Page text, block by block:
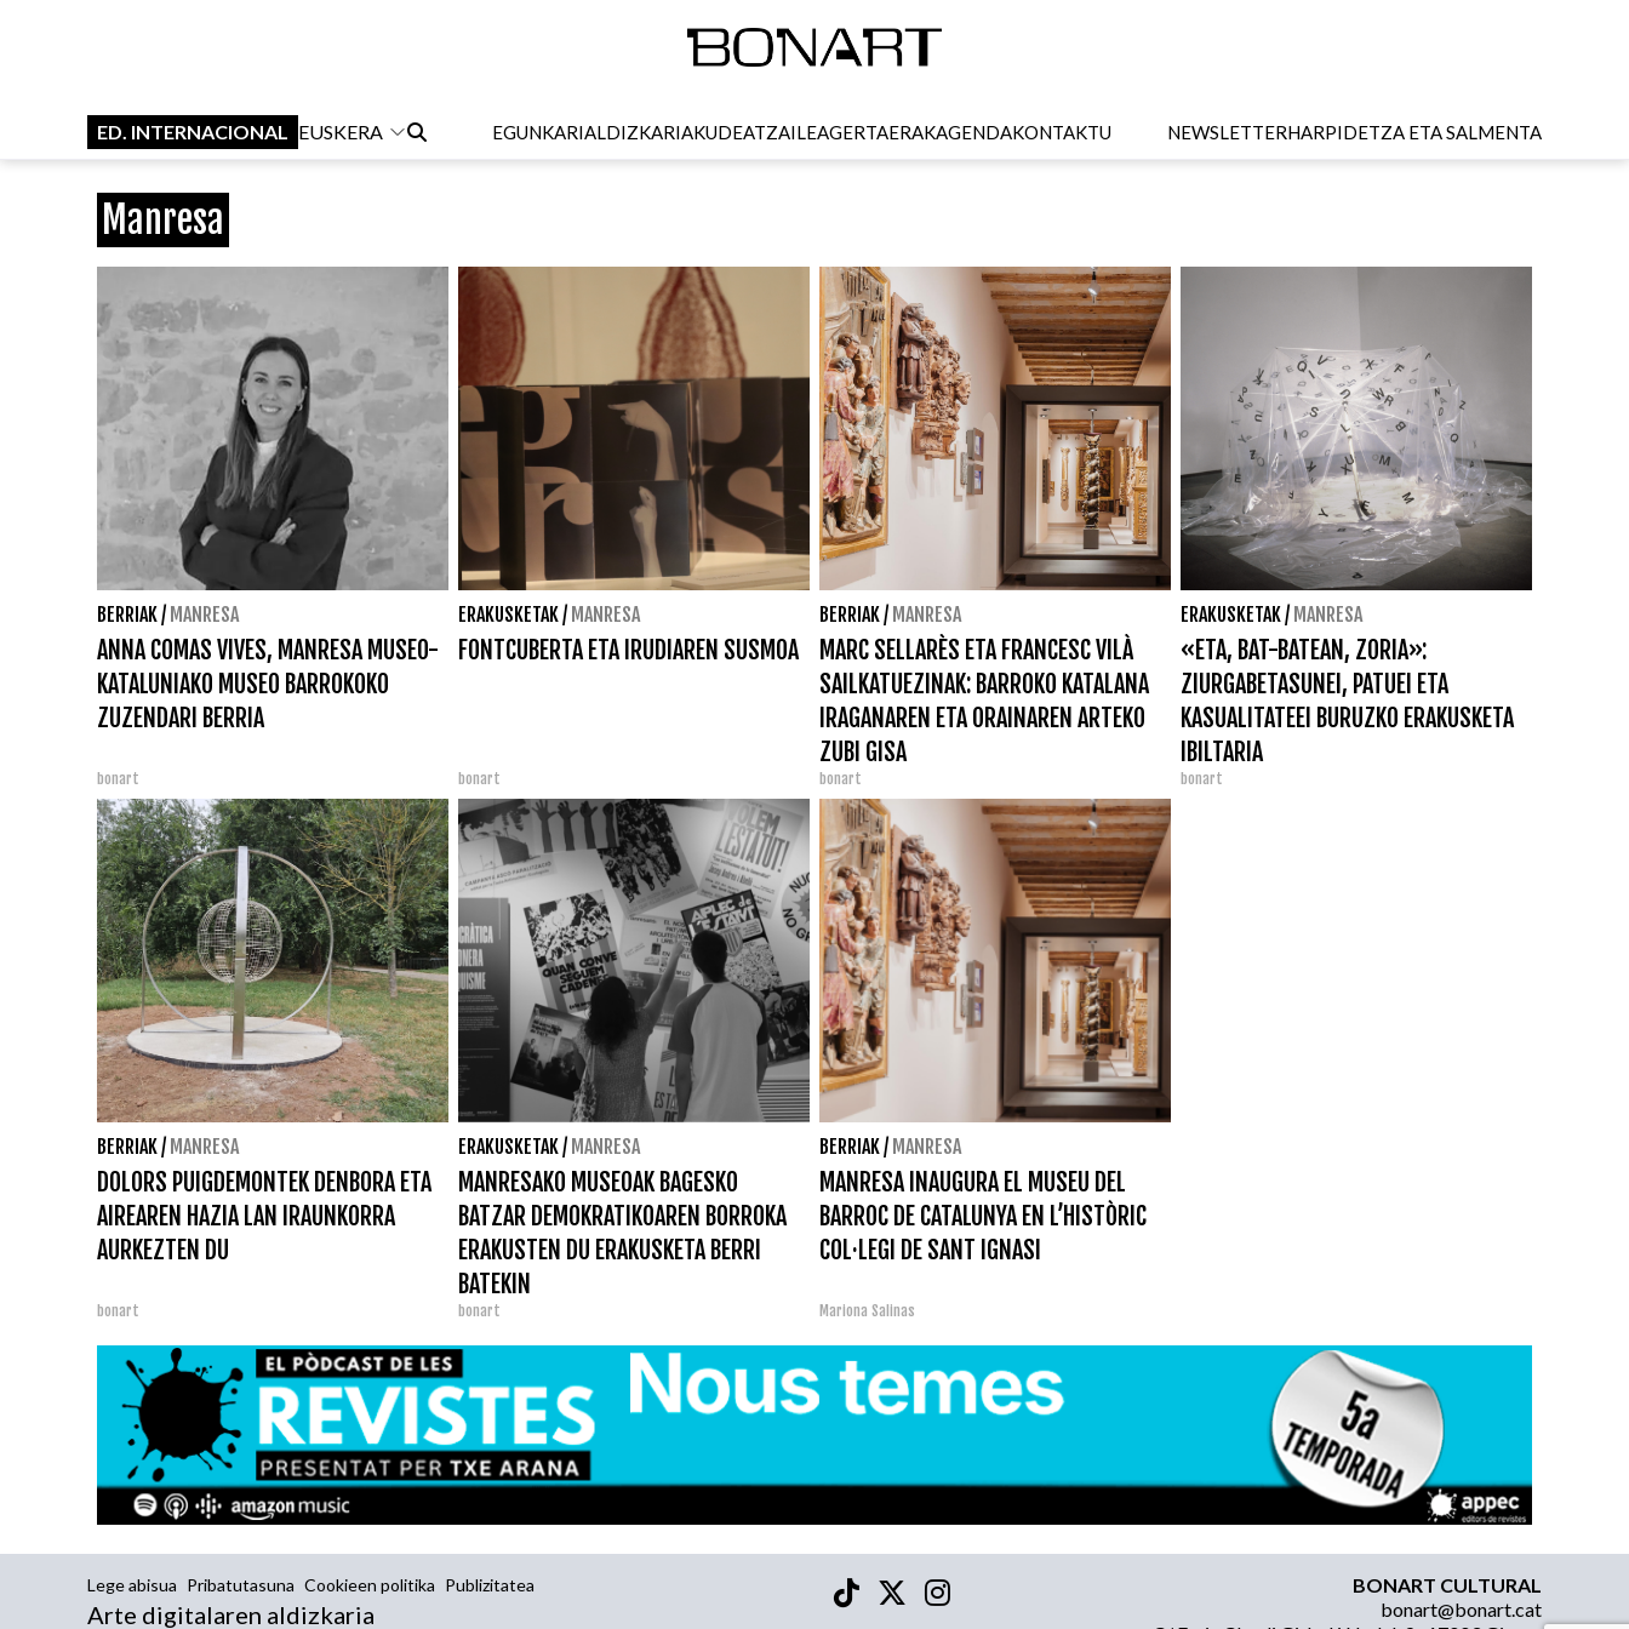
ED. INTERNACIONAL EUSKERA EGUNKARIALDIZKARIAKUDEATZAILEAGERTAERAKAGENDAKONTAKTU NEWSLETTERHARPIDETZA ETA SALMENTA
Manresa
BERRIAK/ MANRESA
ANNA COMAS VIVES, MANRESA MUSEO-
KATALUNIAKO MUSEO BARROKOKO
ZUZENDARI BERRIA
bonart
ERAKUSKETAK/ MANRESA
FONTCUBERTA ETA IRUDIAREN SUSMOA
bonart
BERRIAK/ MANRESA
MARC SELLARÈS ETA FRANCESC VILÀ
SAILKATUEZINAK: BARROKO KATALANA
IRAGANAREN ETA ORAINAREN ARTEKO
ZUBI GISA
bonart
ERAKUSKETAK/ MANRESA
«ETA, BAT-BATEAN, ZORIA»:
ZIURGABETASUNEI, PATUEI ETA
KASUALITATEEI BURUZKO ERAKUSKETA
IBILTARIA
bonart
BERRIAK/ MANRESA
DOLORS PUIGDEMONTEK DENBORA ETA
AIREAREN HAZIA LAN IRAUNKORRA
AURKEZTEN DU
bonart
ERAKUSKETAK/ MANRESA
MANRESAKO MUSEOAK BAGESKO
BATZAR DEMOKRATIKOAREN BORROKA
ERAKUSTEN DU ERAKUSKETA BERRI
BATEKIN
bonart
BERRIAK/ MANRESA
MANRESA INAUGURA EL MUSEU DEL
BARROC DE CATALUNYA EN L’HISTÒRIC
COL·LEGI DE SANT IGNASI
Mariona Salinas
Lege abisua Pribatutasuna Cookieen politika Publizitatea
Arte digitalaren aldizkaria
BONART CULTURAL
bonart@bonart.cat